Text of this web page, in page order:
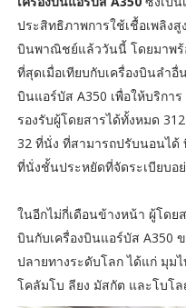
ประสิทธิภาพการใช้เชื้อเพลิง
บินพาณิชย์แล้ววันนี้ โดยมาพร้
ที่สุดเมื่อเทียบกับเครื่องบินลำอื่
บินแอร์บัส A350 เพื่อให้บริกา
รองรับผู้โดยสารได้ทั้งหมด
32 ที่นั่ง ที่สามารถปรับนอนได้
ที่นั่งชั้นประหยัดที่จัดระเบียบอ
ในอีกไม่กี่เดือนข้างหน้า ผู้โด
บินกับเครื่องบินแอร์บัส A350
ปลายทางระดับโลก ได้แก่ มุม
โคลัมโบ ลียง มัสกัต และโบโ